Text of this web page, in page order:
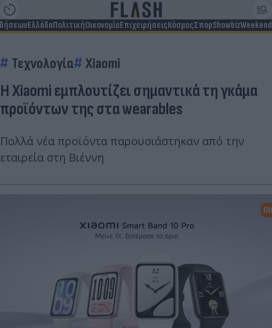
ΕλλάδαΠολιτικήΟικονομίαΕπιχειρήσειςΚόσμοςΣπορShowbizWeekend
Τεχνολογία Xiaomi
Η Xiaomi εμπλουτίζει σημαντικά τη γκάμα
προϊόντων της στα wearables
Πολλά νέα προϊόντα παρουσιάστηκαν από την
εταιρεία στη Βιέννη